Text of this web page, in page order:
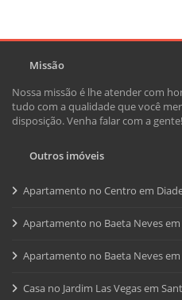
Missão
Nossa missão é lhe atender com
tudo com a qualidade que você
disposição. Venha falar com a gente!
Outros imóveis
Apartamento no Centro em
Apartamento no Baeta Neves
Apartamento no Baeta Neves
Casa no Jardim Las Vegas em